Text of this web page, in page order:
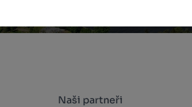
Naši partneři